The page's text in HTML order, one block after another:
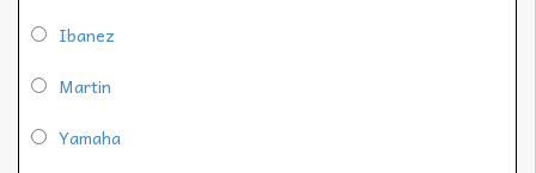
Ibanez
Martin
Yamaha